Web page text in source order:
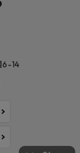
6-14